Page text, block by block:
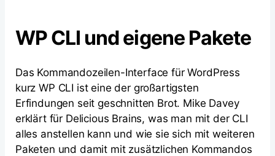
WP CLI und eigene Pakete
Das Kommandozeilen-Interface für WordPress
kurz WP CLI ist eine der großartigsten
Erfindungen seit geschnitten Brot. Mike Davey
erklärt für Delicious Brains, was man mit der CLI
alles anstellen kann und wie sie sich mit weiteren
Paketen und damit mit zusätzlichen Kommandos